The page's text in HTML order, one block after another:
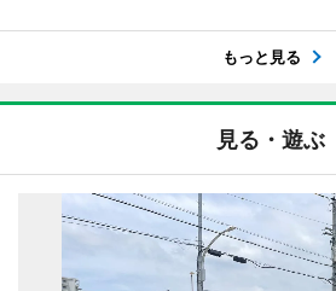
もっと見る
見る・遊ぶ